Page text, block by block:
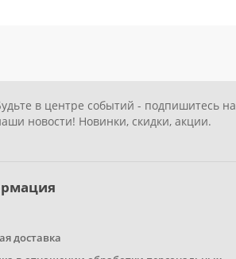
в центре событий - подпишитесь на
новости! Новинки, скидки, акции.
доставка